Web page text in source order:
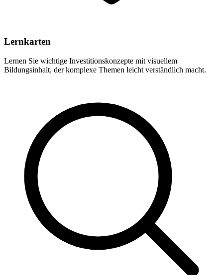
Lernkarten
Lernen Sie wichtige Investitionskonzepte mit visuellem
Bildungsinhalt, der komplexe Themen leicht verständlich macht.